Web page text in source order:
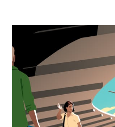
i wybrać
datę.
Naciśnij
klawisz
„Escape”,
aby
zamknąć
kalendarz.